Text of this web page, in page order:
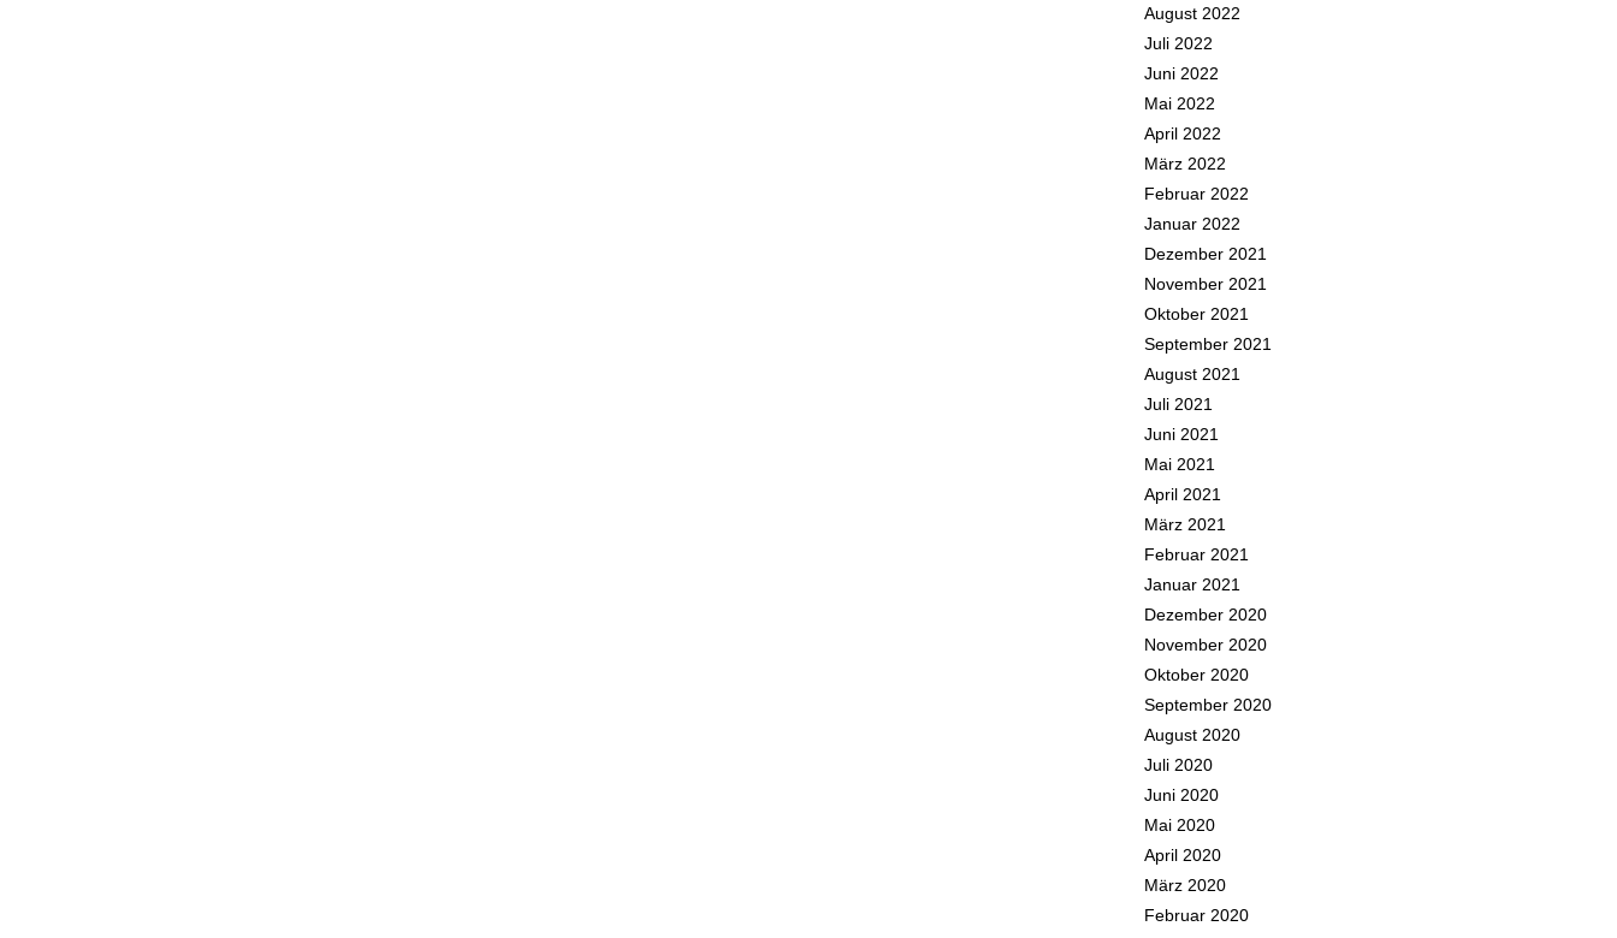
August 2022
Juli 2022
Juni 2022
Mai 2022
April 2022
März 2022
Februar 2022
Januar 2022
Dezember 2021
November 2021
Oktober 2021
September 2021
August 2021
Juli 2021
Juni 2021
Mai 2021
April 2021
März 2021
Februar 2021
Januar 2021
Dezember 2020
November 2020
Oktober 2020
September 2020
August 2020
Juli 2020
Juni 2020
Mai 2020
April 2020
März 2020
Februar 2020